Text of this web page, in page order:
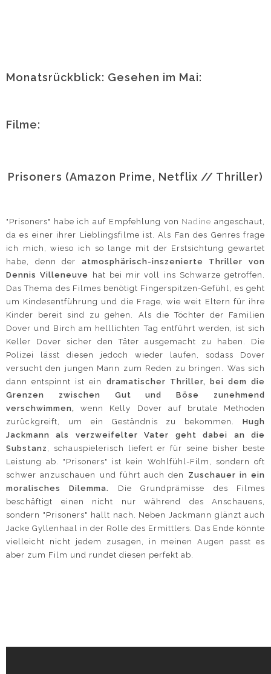
Monatsrückblick: Gesehen im Mai:
Filme:
Prisoners (Amazon Prime, Netflix // Thriller)
"Prisoners" habe ich auf Empfehlung von Nadine angeschaut,
da es einer ihrer Lieblingsfilme ist. Als Fan des Genres frage
ich mich, wieso ich so lange mit der Erstsichtung gewartet
habe, denn der atmosphärisch-inszenierte Thriller von
Dennis Villeneuve
hat bei mir voll ins Schwarze getroffen.
Das Thema des Filmes benötigt Fingerspitzen-Gefühl, es geht
um Kindesentführung und die Frage, wie weit Eltern für ihre
Kinder bereit sind zu gehen. Als die Töchter der Familien
Dover und Birch am helllichten Tag entführt werden, ist sich
Keller Dover sicher den Täter ausgemacht zu haben. Die
Polizei lässt diesen jedoch wieder laufen, sodass Dover
versucht den jungen Mann zum Reden zu bringen. Was sich
dann entspinnt ist ein dramatischer Thriller, bei dem die
Grenzen zwischen Gut und Böse zunehmend
verschwimmen, wenn Kelly Dover auf brutale Methoden
zurückgreift, um ein Geständnis zu bekommen. Hugh
Jackmann als verzweifelter Vater geht dabei an die
Substanz , schauspielerisch liefert er für seine bisher beste
Leistung ab. "Prisoners" ist kein Wohlfühl-Film, sondern oft
schwer anzuschauen und führt auch den Zuschauer in ein
moralisches Dilemma. Die Grundprämisse des Filmes
beschäftigt einen nicht nur während des Anschauens,
sondern "Prisoners" hallt nach. Neben Jackmann glänzt auch
Jacke Gyllenhaal in der Rolle des Ermittlers. Das Ende könnte
vielleicht nicht jedem zusagen, in meinen Augen passt es
aber zum Film und rundet diesen perfekt ab.